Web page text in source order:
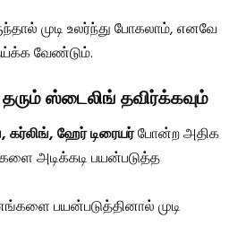
முடி உலர்ந்து போகலாம், எனவே
வேண்டும்.
ஸ்டைலிங் தவிர்க்கவும்
கர்லிங், ஹேர் டிரையர்போன்ற அதிக
அடிக்கடி பயன்படுத்த
பயன்படுத்தினால் முடி